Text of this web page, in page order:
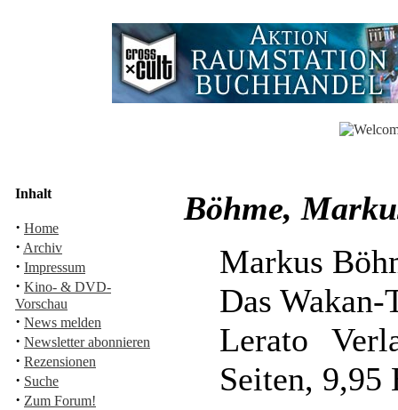
Inhalt
· Home
· Archiv
· Impressum
· Kino- & DVD-
Vorschau
· News melden
· Newsletter abonnieren
· Rezensionen
· Suche
· Zum Forum!
Böhme,
Markus
Das Wakan-
Lerato
Seiten, 9,95